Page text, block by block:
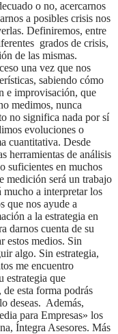
o no, acercarnos
a posibles crisis nos
Definiremos, entre
grados de crisis,
de las mismas.
una vez que nos
sabiendo cómo
e improvisación, que
medimos, nunca
no significa nada por sí
evoluciones o
cuantitativa. Desde
herramientas de análisis
suficientes en muchos
medición será un trabajo
a interpretar los
que nos ayude a
a la estrategia en
darnos cuenta de su
estos medios. Sin
algo. Sin estrategia,
me encuentro
estrategia que
esta forma podrás
deseas. Además,
para Empresas» los
Íntegra Asesores. Más